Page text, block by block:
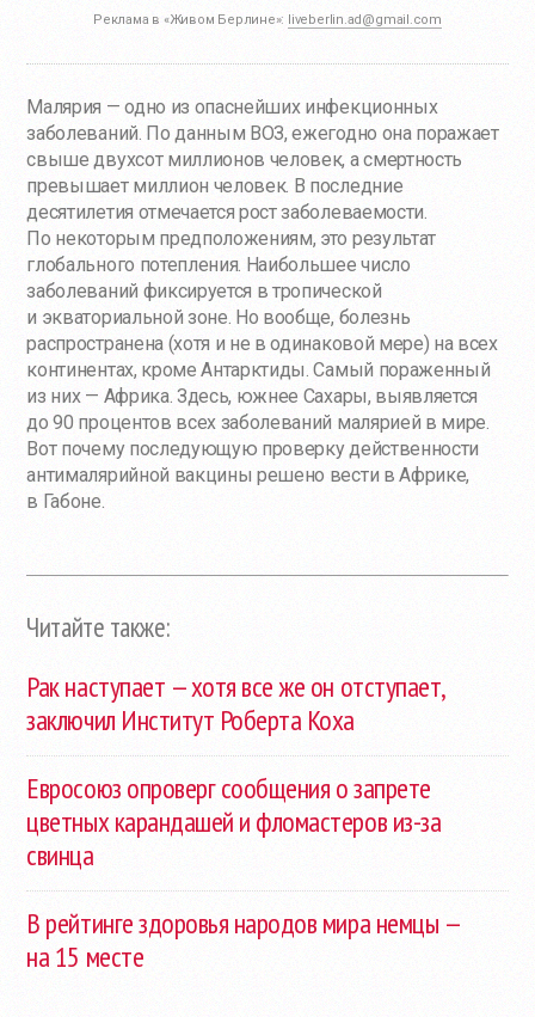
Реклама в «Живом Берлине»: liveberlin.ad@gmail.com
Малярия — одно из опаснейших инфекционных
заболеваний. По данным ВОЗ, ежегодно она поражает
свыше двухсот миллионов человек, а смертность
превышает миллион человек. В последние
десятилетия отмечается рост заболеваемости.
По некоторым предположениям, это результат
глобального потепления. Наибольшее число
заболеваний фиксируется в тропической
и экваториальной зоне. Но вообще, болезнь
распространена (хотя и не в одинаковой мере) на всех
континентах, кроме Антарктиды. Самый пораженный
из них — Африка. Здесь, южнее Сахары, выявляется
до 90 процентов всех заболеваний малярией в мире.
Вот почему последующую проверку действенности
антималярийной вакцины решено вести в Африке,
в Габоне.
Читайте также:
Рак наступает — хотя все же он отступает,
заключил Институт Роберта Коха
Евросоюз опроверг сообщения о запрете
цветных карандашей и фломастеровиз-за
свинца
В рейтинге здоровья народов мира немцы —
на 15 месте